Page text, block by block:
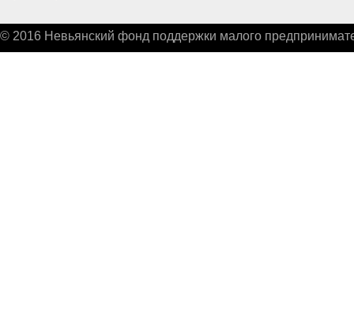
© 2016 Невьянский фонд поддержки малого